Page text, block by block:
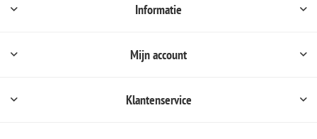
Informatie
Mijn account
Klantenservice